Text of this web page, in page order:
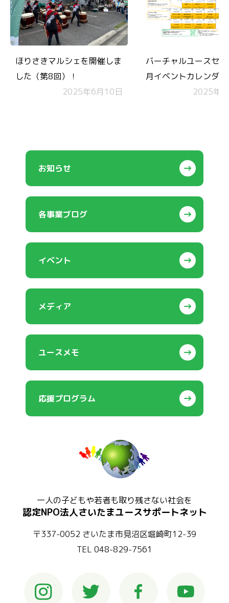
ほりさきマルシェを開催しま
した（第8回）！
2025年6月10日
バーチャルユースセ
月イベントカレンダー
2025年1
お知らせ
各事業ブログ
イベント
メディア
ユースメモ
応援プログラム
一人の子どもや若者も取り残さない社会を
認定NPO法人さいたまユースサポートネット
〒337-0052 さいたま市見沼区堀崎町12-39
TEL 048-829-7561